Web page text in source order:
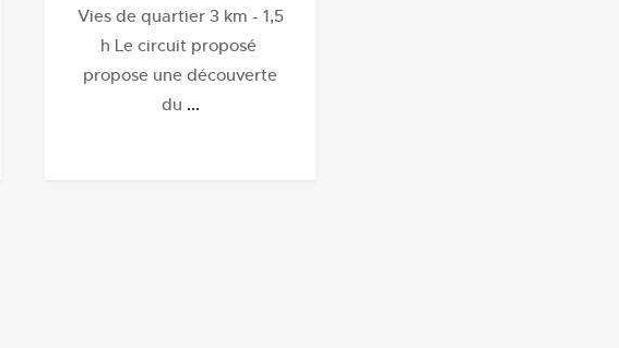
Vies de quartier 3 km - 1,5
h Le circuit proposé
propose une découverte
du ...